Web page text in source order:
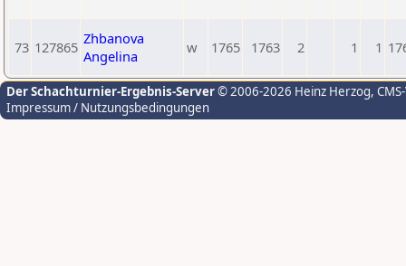
73 127865 Zhbanova
Angelina
w 1765 1763 2 1 1
Der Schachturnier-Ergebnis-Server© 2006-2026 Heinz Herzog,
Impressum / Nutzungsbedingungen